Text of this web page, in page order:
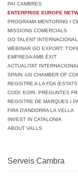
PAI CAMBRES
ENTERPRISE EUROPE
PROGRAMA MENTORING I
MISSIONS COMERCIALS
GO TALENT
WEBINAR GO EXPORT:
EMPRESA AMB ÈXIT
ACTUALITAT INTERNACIONAL
SPAIN -US CHAMBER OF
REGISTRE A LA FDA
CODI: EORI. PREGUNTES
REGISTRE DE MARQUES I
FIRA D’ANDORRA LA VELLA
INVEST IN CATALONIA
ABOUT VALLS
Serveis Cambra